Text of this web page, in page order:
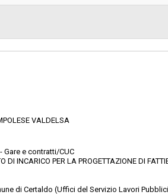
Valore
VALDELSA
Gare e contratti/CUC
INCARICO PER LA PROGETTAZIONE DI
di Certaldo (Uffici del Servizio Lavori